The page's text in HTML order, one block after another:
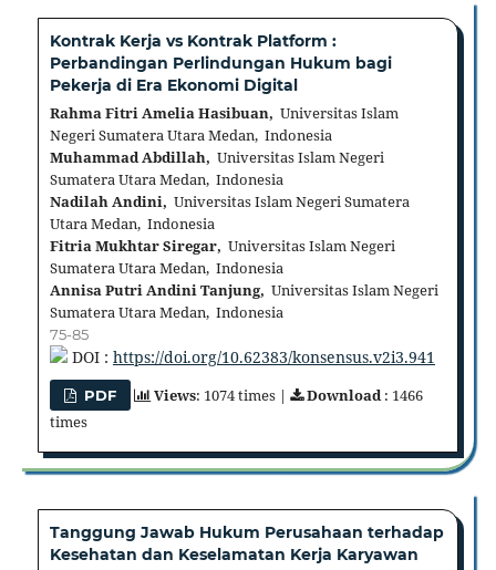
Kontrak Kerja vs Kontrak Platform :
Perbandingan Perlindungan Hukum bagi
Pekerja di Era Ekonomi Digital
Rahma Fitri Amelia Hasibuan, Universitas Islam
Negeri Sumatera Utara Medan, Indonesia
Muhammad Abdillah, Universitas Islam Negeri
Sumatera Utara Medan, Indonesia
Nadilah Andini, Universitas Islam Negeri Sumatera
Utara Medan, Indonesia
Fitria Mukhtar Siregar, Universitas Islam Negeri
Sumatera Utara Medan, Indonesia
Annisa Putri Andini Tanjung, Universitas Islam Negeri
Sumatera Utara Medan, Indonesia
75-85
DOI : https://doi.org/10.62383/konsensus.v2i3.941
PDF Views: 1074 times | Download: 1466
times
Tanggung Jawab Hukum Perusahaan terhadap
Kesehatan dan Keselamatan Kerja Karyawan